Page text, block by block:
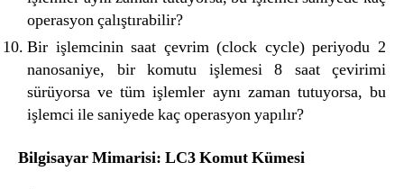
operasyon çalıştırabilir?
Bir işlemcinin saat çevrim (clock cycle) periyodu 2
nanosaniye, bir komutu işlemesi 8 saat çevirimi
sürüyorsa ve tüm işlemler aynı zaman tutuyorsa, bu
işlemci ile saniyede kaç operasyon yapılır?
Bilgisayar Mimarisi: LC3 Komut Kümesi